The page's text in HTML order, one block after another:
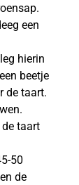
een
hierin
beetje
de taart.
taart
50
de